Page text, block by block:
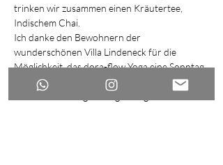
trinken wir zusammen einen Kräutertee,
Indischem Chai.
Ich danke den Bewohnern der
wunderschönen Villa Lindeneck für die
Möglichkeit, das dora-flow Yoga eine Sonntag
Session im Garten durchführen darf, für eure